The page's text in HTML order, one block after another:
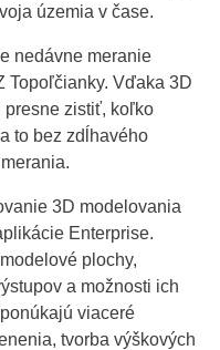
územia v čase.
nedávne meranie
Topoľčianky. Vďaka 3D
presne zistiť, koľko
to bez zdĺhavého
3D modelovania
Enterprise.
plochy,
a možnosti ich
viaceré
tvorba výškových